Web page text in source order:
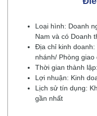
Loại hình: Doanh
Nam và có Doanh
Địa chỉ kinh
nhánh/ Phòng giao
Thời gian thành
Lợi nhuận: Kinh
Lịch sử tín dụng:
gần nhất